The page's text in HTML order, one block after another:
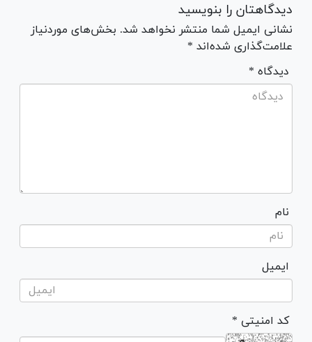
دیدگاهتان را بنویسید
نشانی ایمیل شما منتشر نخواهد شد. بخش‌های موردنیاز
علامت‌گذاری شده‌اند *
* دیدگاه
نام
ایمیل
* کد امنیتی